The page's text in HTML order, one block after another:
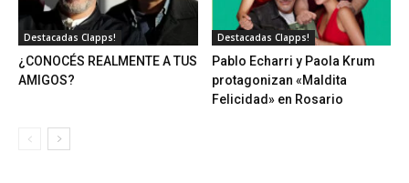
Destacadas Clapps!
¿CONOCÉS REALMENTE A TUS
AMIGOS?
Destacadas Clapps!
Pablo Echarri y Paola Krum
protagonizan «Maldita
Felicidad» en Rosario